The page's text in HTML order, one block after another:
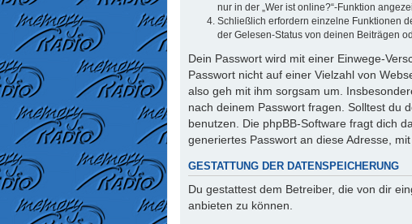
nur in der „Wer ist online?“-Funktion
Schließlich erfordern einzelne Funktionen
der Gelesen-Status von deinen Beiträgen
Dein Passwort wird mit einer Einwege-
Passwort nicht auf einer Vielzahl von
also geh mit ihm sorgsam um.
nach deinem Passwort fragen. Solltest du
benutzen. Die phpBB-Software fragt dich
generiertes Passwort an diese Adresse,
GESTATTUNG DER DATENSPEICHERUNG
Du gestattest dem Betreiber, die von dir
anbieten zu können.